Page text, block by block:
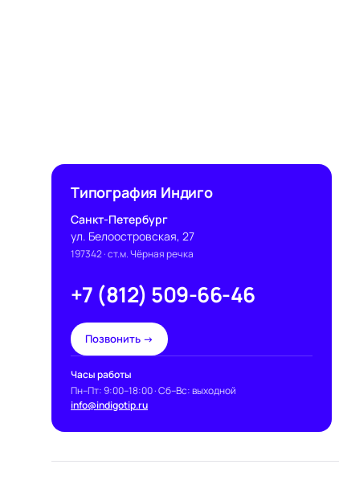
Типография Индиго
Санкт-Петербург
ул. Белоостровская, 27
197342· ст.м. Чёрная речка
+7 (812) 509-66-46
Позвонить →
Часы работы
Пн–Пт: 9:00–18:00 · Сб–Вс: выходной
info@indigotip.ru